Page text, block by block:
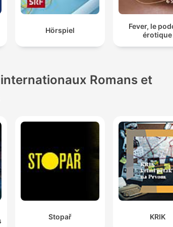
Hörspiel
Fever, le
érotique
Romans et
Stopař KRIK